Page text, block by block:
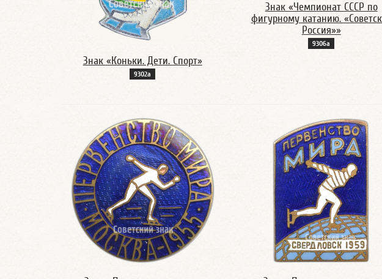
Знак «Коньки. Дети. Спорт»
9302а
Знак «Чемпионат СССР по
фигурному катанию.
Россия»»
9306а